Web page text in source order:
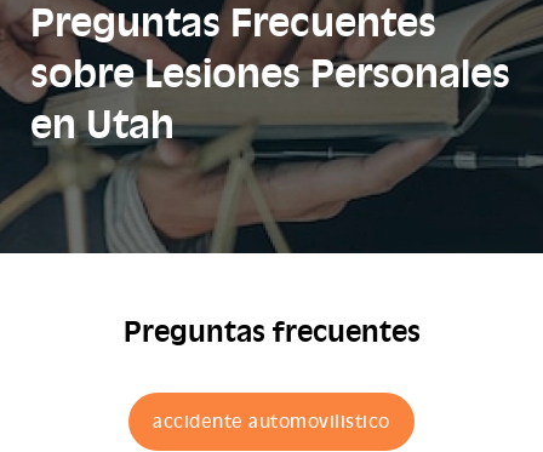
Preguntas Frecuentes
sobre Lesiones Personales
en Utah
Preguntas frecuentes
accidente automovilistico